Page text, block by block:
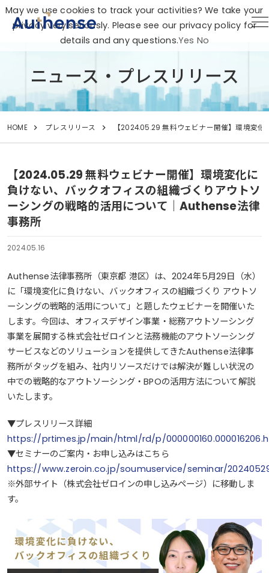
ニュース・プレスリリース
HOME プレスリリース 【2024.05.29 無料ウェビナー開催】環境変
【2024.05.29 無料ウェビナー開催】環境変化に
負けない、バックオフィスの組織づくりアウトソ
ーシングの戦略的活用について｜Authense法律
事務所
2024.05.16
Authense法律事務所（東京都 港区）は、2024年5月29日（水）
に「環境変化に負けない、バックオフィスの組織づくり アウトソ
ーシングの戦略的活用について」と題したウェビナーを開催いた
します。今回は、オフィスデザイン事業・総務アウトソーシング
事業を展開する株式会社ゼロインと法務機能のアウトソーシング
サービスなどのソリューションを提供してきたAuthense法律事
務所がタッグを組み、社内リソースだけでは解決が難しい状況の
中での戦略的なアウトソーシング・BPOの活用方法について解説
いたします。
▼プレスリリース詳細
https://prtimes.jp/main/html/rd/p/
▼セミナーのご案内・お申し込みはこちら
https://www.zeroin.co.jp/soumuservice/seminar/
※外部サイト（株式会社ゼロインの申し込みページ）に移動しま
す。
May we use cookies to track your activities? We take your
privacy very seriously. Please see our privacy policy for
details and any questions.Yes No